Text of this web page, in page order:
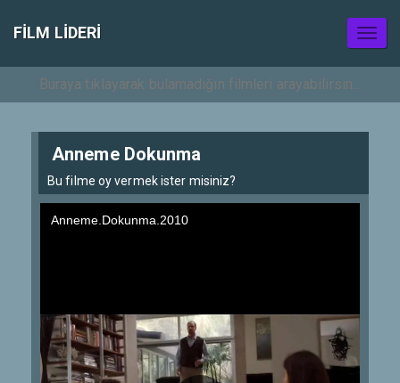
FILM LIDERI
Anneme Dokunma
Bu filme oy vermek ister misiniz?